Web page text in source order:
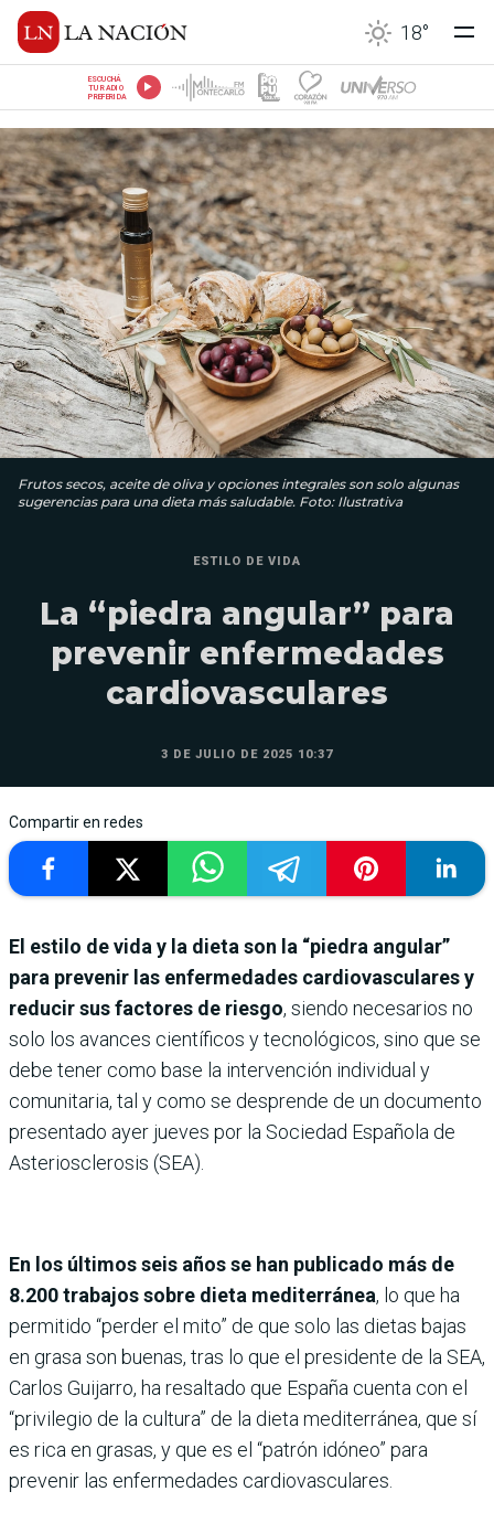
18°
ESCUCHÁ
TU RADIO
PREFERIDA
Frutos secos, aceite de oliva y opciones integrales son solo algunas
sugerencias para una dieta más saludable. Foto: Ilustrativa
ESTILO DE VIDA
La “piedra angular” para
prevenir enfermedades
cardiovasculares
3 DE JULIO DE 2025 10:37
Compartir en redes
El estilo de vida y la dieta son la “piedra angular”
para prevenir las enfermedades cardiovasculares y
reducir sus factores de riesgo, siendo necesarios no
solo los avances científicos y tecnológicos, sino que se
debe tener como base la intervención individual y
comunitaria, tal y como se desprende de un documento
presentado ayer jueves por la Sociedad Española de
Asteriosclerosis (SEA).
En los últimos seis años se han publicado más de
8.200 trabajos sobre dieta mediterránea, lo que ha
permitido “perder el mito” de que solo las dietas bajas
en grasa son buenas, tras lo que el presidente de la SEA,
Carlos Guijarro, ha resaltado que España cuenta con el
“privilegio de la cultura” de la dieta mediterránea, que sí
es rica en grasas, y que es el “patrón idóneo” para
prevenir las enfermedades cardiovasculares.